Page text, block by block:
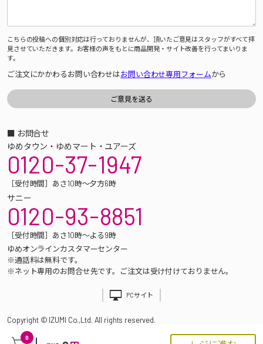
0
こちらの投稿への個別対応は行っておりませんが、頂いたご意見はスタッフがすべて拝
見させていただきます。お客様の声をもとに商品開発・サイト改善を行ってまいりま
す。
ご注文にかかわるお問い合わせはお問い合わせ専用フォームから
■ お問合せ
ゆめタウン・ゆめマート・ユアーズ
0120-37-1947
［受付時間］あさ10時～夕方6時
サニー
0120-93-8851
［受付時間］あさ10時～よる9時
ゆめオンラインカスタマーセンター
※通話料は無料です。
※ネット専用のお問合せ先です。ご注文は受け付けておりません。
PCサイト
Copyright © IZUMI Co.,Ltd. All rights reserved.